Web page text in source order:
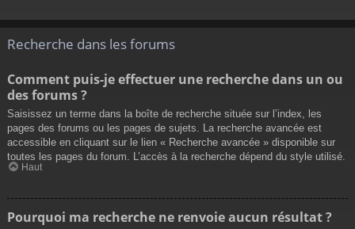
Recherche dans les forums
Comment puis-je effectuer une recherche dans un ou
des forums ?
Saisissez un terme dans la boîte de recherche située sur l’index, les
pages des forums ou les pages de sujets. La recherche avancée est
accessible en cliquant sur le lien « Recherche avancée » disponible sur
toutes les pages du forum. L’accès à la recherche dépend du style utilisé.
Haut
Pourquoi ma recherche ne renvoie aucun résultat ?